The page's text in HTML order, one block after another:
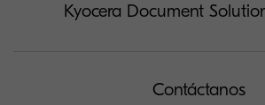
Kyocera Document
Contáctanos